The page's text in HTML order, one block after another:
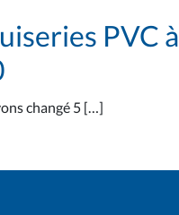
PVC à
changé 5 […]